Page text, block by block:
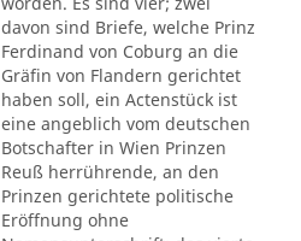
davon sind Briefe, welche Prinz
Ferdinand von Coburg an die
Gräfin von Flandern gerichtet
haben soll, ein Actenstück ist
eine angeblich vom deutschen
Botschafter in Wien Prinzen
Reuß herrührende, an den
Prinzen gerichtete politische
Eröffnung ohne